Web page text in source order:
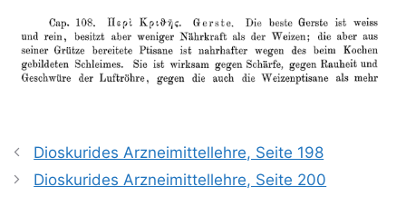
Dioskurides Arzneimittellehre, Seite 198
Dioskurides Arzneimittellehre, Seite 200